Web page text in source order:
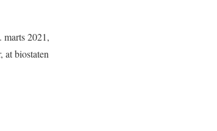
2021,
at biostaten